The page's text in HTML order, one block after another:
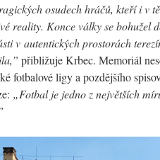
osudech hráčů, kteří i v
reality. Konce války se bohužel
v autentických prostorách
přibližuje Krbec. Memoriál
fotbalové ligy a pozdějšího
„Fotbal je jedno z největších